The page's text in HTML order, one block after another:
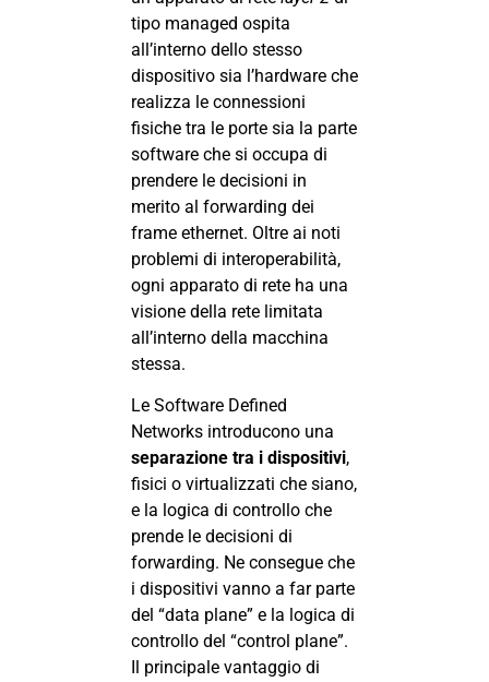
tipo managed ospita
all’interno dello stesso
dispositivo sia l’hardware che
realizza le connessioni
fisiche tra le porte sia la parte
software che si occupa di
prendere le decisioni in
merito al forwarding dei
frame ethernet. Oltre ai noti
problemi di interoperabilità,
ogni apparato di rete ha una
visione della rete limitata
all’interno della macchina
stessa.
Le Software Defined
Networks introducono una
separazione tra i dispositivi,
fisici o virtualizzati che siano,
e la logica di controllo che
prende le decisioni di
forwarding. Ne consegue che
i dispositivi vanno a far parte
del “data plane” e la logica di
controllo del “control plane”.
Il principale vantaggio di